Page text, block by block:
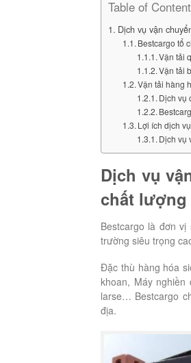
Table of
Dịch vụ vận
Bestcargo tổ
Vận tải
Vận tải
Vận tải hàng
Dịch vụ
Lợi ích dịch
Dịch vụ
Dịch vụ
chất lượng
Bestcargo là đơn vị
trường siêu trọng
Đặc thù hàng hóa
khoan, Máy
larse… Bestcargo
địa.